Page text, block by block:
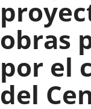
obras
por el
del